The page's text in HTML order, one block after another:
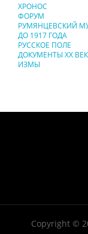
ХРОНОС
ФОРУМ
РУМЯНЦЕВСКИЙ
ДО 1917 ГОДА
РУССКОЕ ПОЛЕ
ДОКУМЕНТЫ XX
ИЗМЫ
Copyright ©